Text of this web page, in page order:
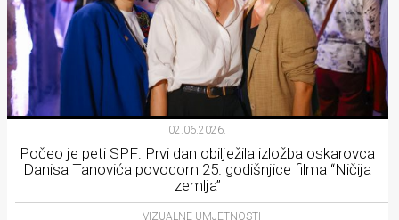
02.06.2026.
Počeo je peti SPF: Prvi dan obilježila izložba oskarovca
Danisa Tanovića povodom 25. godišnjice filma “Ničija
zemlja”
VIZUALNE UMJETNOSTI